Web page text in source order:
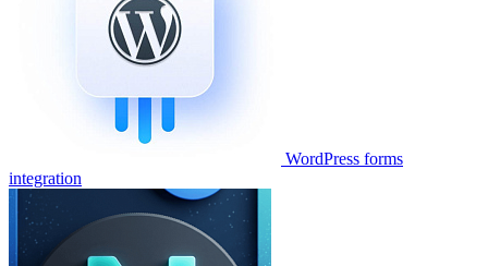
WordPress forms
integration